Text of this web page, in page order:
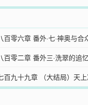
百零六章 番外·七·神奥与合
，前有恋人。
百零二章 番外三·洗翠的追
高云之上，首领的命令。
百九十九章 （大结局）天